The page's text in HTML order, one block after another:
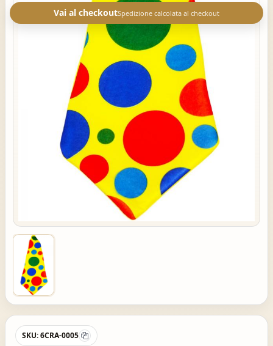
Vai al checkoutSpedizione calcolata al checkout
SKU:6CRA-0005